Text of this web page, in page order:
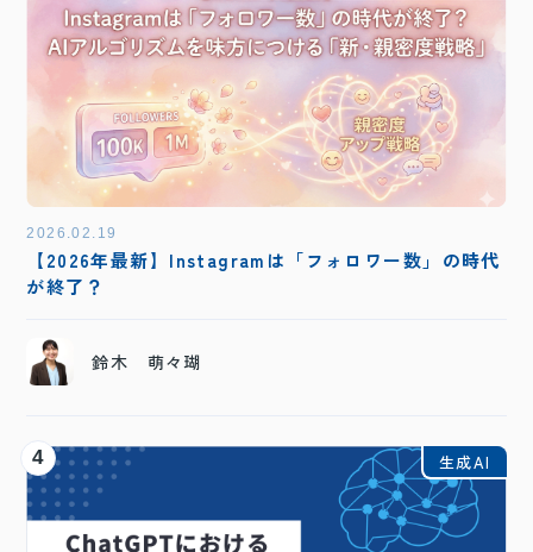
2026.02.19
【2026年最新】Instagramは「フォロワー数」の時代
が終了？
鈴木 萌々瑚
4 生成AI